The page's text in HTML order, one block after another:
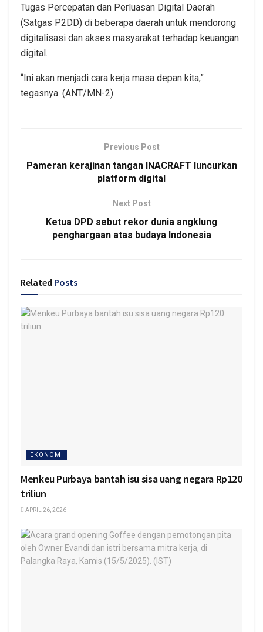
Tugas Percepatan dan Perluasan Digital Daerah
(Satgas P2DD) di beberapa daerah untuk mendorong
digitalisasi dan akses masyarakat terhadap keuangan
digital.
“Ini akan menjadi cara kerja masa depan kita,”
tegasnya. (ANT/MN-2)
Previous Post
Pameran kerajinan tangan INACRAFT luncurkan
platform digital
Next Post
Ketua DPD sebut rekor dunia angklung
penghargaan atas budaya Indonesia
Related Posts
EKONOMI
Menkeu Purbaya bantah isu sisa uang negara Rp120
triliun
APRIL 26, 2026